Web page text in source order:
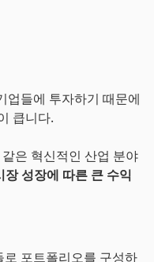
업들에 투자하기 때문에
큽니다.
은 혁신적인 산업 분야
장 성장에 따른 큰 수익
포트폴리오를 구성하